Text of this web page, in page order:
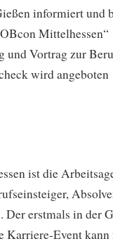
informiert und
Mittelhessen“
und Vortrag zur
wird angeboten
ist die
Der erstmals in der
Karriere-Event